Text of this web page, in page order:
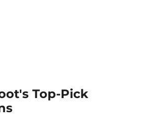
Top-Pick